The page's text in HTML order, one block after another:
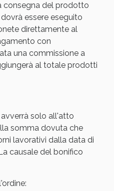
consegna del prodotto
essere eseguito
direttamente al
con
una commissione a
al totale prodotti
solo all'atto
somma dovuta che
lavorativi dalla data di
causale del bonifico
fino al 55% valido